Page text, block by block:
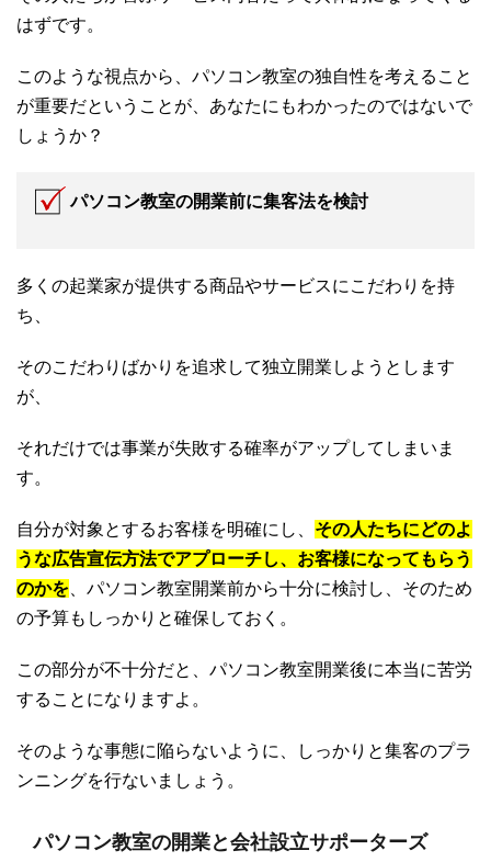
はずです。
このような視点から、パソコン教室の独自性を考えること
が重要だということが、あなたにもわかったのではないで
しょうか？
パソコン教室の開業前に集客法を検討
多くの起業家が提供する商品やサービスにこだわりを持
ち、
そのこだわりばかりを追求して独立開業しようとします
が、
それだけでは事業が失敗する確率がアップしてしまいま
す。
自分が対象とするお客様を明確にし、 その人たちにどのよ
うな広告宣伝方法でアプローチし、お客様になってもらう
のかを 、パソコン教室開業前から十分に検討し、そのため
の予算もしっかりと確保しておく。
この部分が不十分だと、パソコン教室開業後に本当に苦労
することになりますよ。
そのような事態に陥らないように、しっかりと集客のプラ
ンニングを行ないましょう。
パソコン教室の開業と会社設立サポーターズ